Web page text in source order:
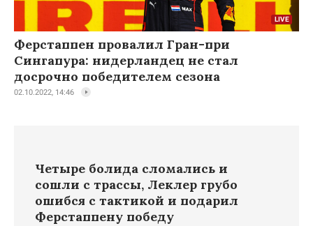
Ферстаппен провалил Гран-при
Сингапура: нидерландец не стал
досрочно победителем сезона
02.10.2022, 14:46
Четыре болида сломались и
сошли с трассы, Леклер грубо
ошибся с тактикой и подарил
Ферстаппену победу